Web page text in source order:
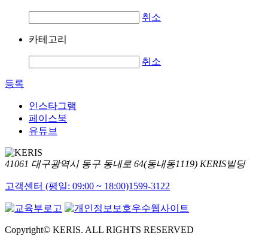
취소
카테고리
취소
등록
인스타그램
페이스북
유튜브
41061 대구광역시 동구 동내로 64(동내동1119) KERIS빌딩
고객센터 (평일: 09:00 ~ 18:00)1599-3122
Copyright© KERIS. ALL RIGHTS RESERVED